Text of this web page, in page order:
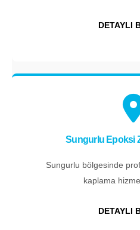
DETAYLI
Sungurlu Epoksi
Sungurlu bölgesinde
kaplama
DETAYLI